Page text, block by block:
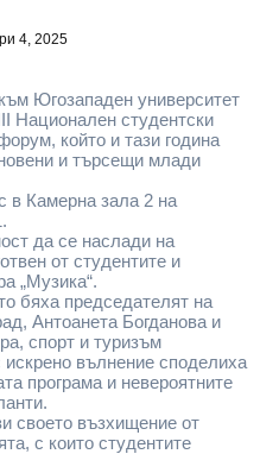
4, 2025
Югозападен университет
Национален студентски
който и тази година
и търсещи млади
в Камерна зала 2 на
да се наслади на
от студентите и
„Музика“.
бяха председателят на
Антоанета Богданова и
спорт и туризъм
вълнение споделиха
програма и невероятните
своето възхищение от
с които студентите